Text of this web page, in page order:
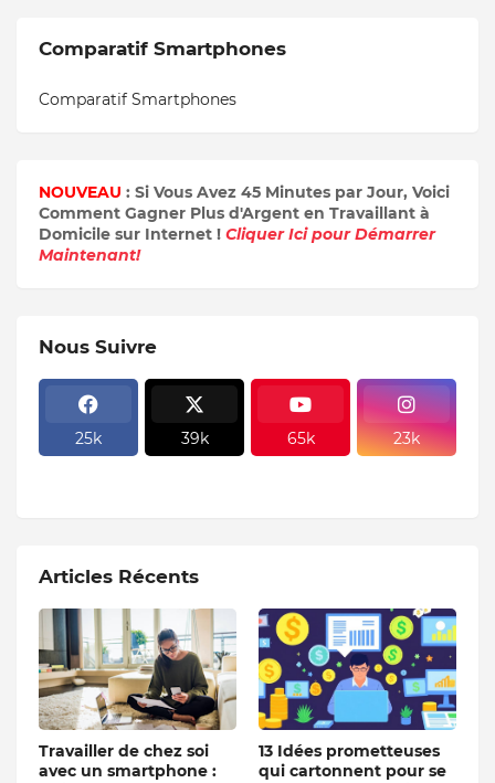
Comparatif Smartphones
Comparatif Smartphones
NOUVEAU : Si Vous Avez 45 Minutes par Jour, Voici
Comment Gagner Plus d'Argent en Travaillant à
Domicile sur Internet ! Cliquer Ici pour Démarrer
Maintenant!
Nous Suivre
25k 39k 65k 23k
Articles Récents
Travailler de chez soi
avec un smartphone :
13 Idées prometteuses
qui cartonnent pour se